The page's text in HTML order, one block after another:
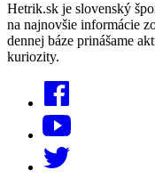
Hetrik.sk je slovenský
na najnovšie informácie
dennej báze prinášame
kuriozity.